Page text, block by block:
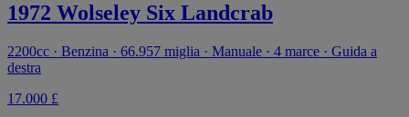
1972 Wolseley Six Landcrab
2200cc · Benzina · 66.957 miglia · Manuale · 4 marce · Guida a
destra
17.000 £